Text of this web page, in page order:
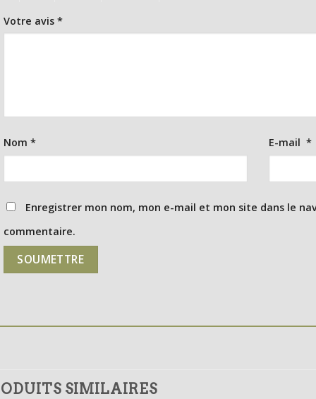
Votre avis *
Nom * E-mail *
Enregistrer mon nom, mon e-mail et mon site dans le
commentaire.
SIMILAIRES